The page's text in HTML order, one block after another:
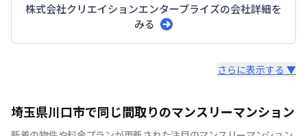
株式会社クリエイションエンタープライズの会社詳細を
みる
クリエイション・エンタープライズは、埼玉県を中心に運
営しており、ポイントカードによる割引、 更に人数・日
さらに表示する ▼
埼玉県川口市で同じ間取りのマンスリーマンション